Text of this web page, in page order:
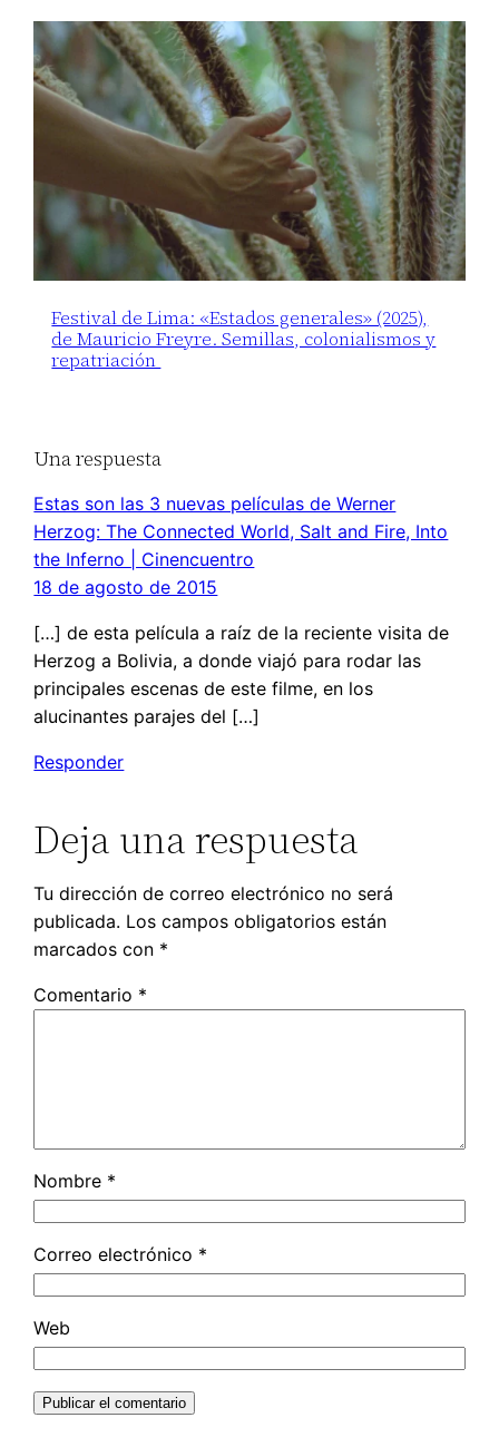
Festival de Lima: «Estados generales» (2025),
de Mauricio Freyre. Semillas, colonialismos y
repatriación
Una respuesta
Estas son las 3 nuevas películas de Werner
Herzog: The Connected World, Salt and Fire, Into
the Inferno | Cinencuentro
18 de agosto de 2015
[…] de esta película a raíz de la reciente visita de
Herzog a Bolivia, a donde viajó para rodar las
principales escenas de este filme, en los
alucinantes parajes del […]
Responder
Deja una respuesta
Tu dirección de correo electrónico no será
publicada. Los campos obligatorios están
marcados con *
Comentario *
Nombre *
Correo electrónico *
Web